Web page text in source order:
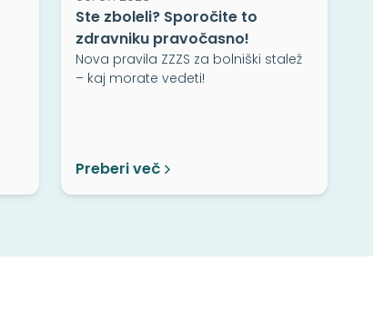
Ste zboleli? Sporočite to
zdravniku pravočasno!
Nova pravila ZZZS za bolniški stalež
– kaj morate vedeti!
Preberi več